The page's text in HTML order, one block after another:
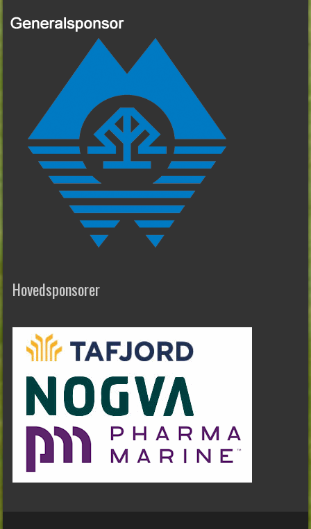
Hovedsponsorer